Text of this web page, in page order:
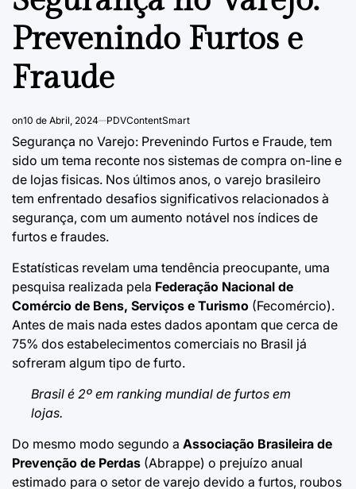
Prevenindo Furtos e
Fraude
on10 de Abril, 2024 PDVContentSmart
Segurança no Varejo: Prevenindo Furtos e Fraude, tem
sido um tema reconte nos sistemas de compra on-line e
de lojas fisicas. Nos últimos anos, o varejo brasileiro
tem enfrentado desafios significativos relacionados à
segurança, com um aumento notável nos índices de
furtos e fraudes.
Estatísticas revelam uma tendência preocupante, uma
pesquisa realizada pela Federação Nacional de
Comércio de Bens, Serviços e Turismo (Fecomércio).
Antes de mais nada estes dados apontam que cerca de
75% dos estabelecimentos comerciais no Brasil já
sofreram algum tipo de furto.
Brasil é 2º em ranking mundial de furtos em
lojas.
Do mesmo modo segundo a Associação Brasileira de
Prevenção de Perdas (Abrappe) o prejuízo anual
estimado para o setor de varejo devido a furtos, roubos